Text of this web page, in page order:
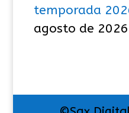
temporada
agosto de 2026